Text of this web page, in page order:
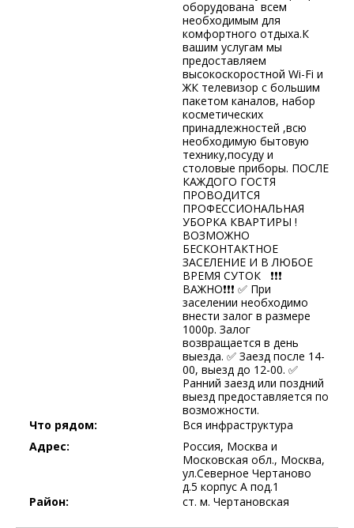
оборудована всем
необходимым для
комфортного отдыха.К
вашим услугам мы
предоставляем
высокоскоростной Wi-Fi и
ЖК телевизор с большим
пакетом каналов, набор
косметических
принадлежностей ,всю
необходимую бытовую
технику,посуду и
столовые приборы. ПОСЛЕ
КАЖДОГО ГОСТЯ
ПРОВОДИТСЯ
ПРОФЕССИОНАЛЬНАЯ
УБОРКА КВАРТИРЫ !
ВОЗМОЖНО
БЕСКОНТАКТНОЕ
ЗАСЕЛЕНИЕ И В ЛЮБОЕ
ВРЕМЯ СУТОК ❗️❗️❗️
ВАЖНО❗️❗️❗️ ✅ При
заселении необходимо
внести залог в размере
1000р. Залог
возвращается в день
выезда. ✅ Заезд после 14-
00, выезд до 12-00. ✅
Ранний заезд или поздний
выезд предоставляется по
возможности.
Что рядом:
Вся инфраструктура
Адрес:
Россия, Москва и
Московская обл., Москва,
ул.Северное Чертаново
д.5 корпус А под.1
Район:
ст. м. Чертановская